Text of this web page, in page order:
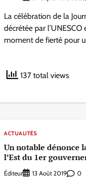
La célébration de la
décrétée par
moment de fierté pour
137 total views
ACTUALITÉS
Un notable dénonce
l’Est du 1er
Éditeur 13 Août 2019 0